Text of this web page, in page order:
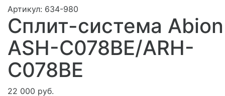
Артикул: 634-980
Сплит-система Abion
ASH-C078BE/ARH-
C078BE
22 000 руб.